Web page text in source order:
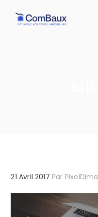
21 Avril 2017 Par PixelDima